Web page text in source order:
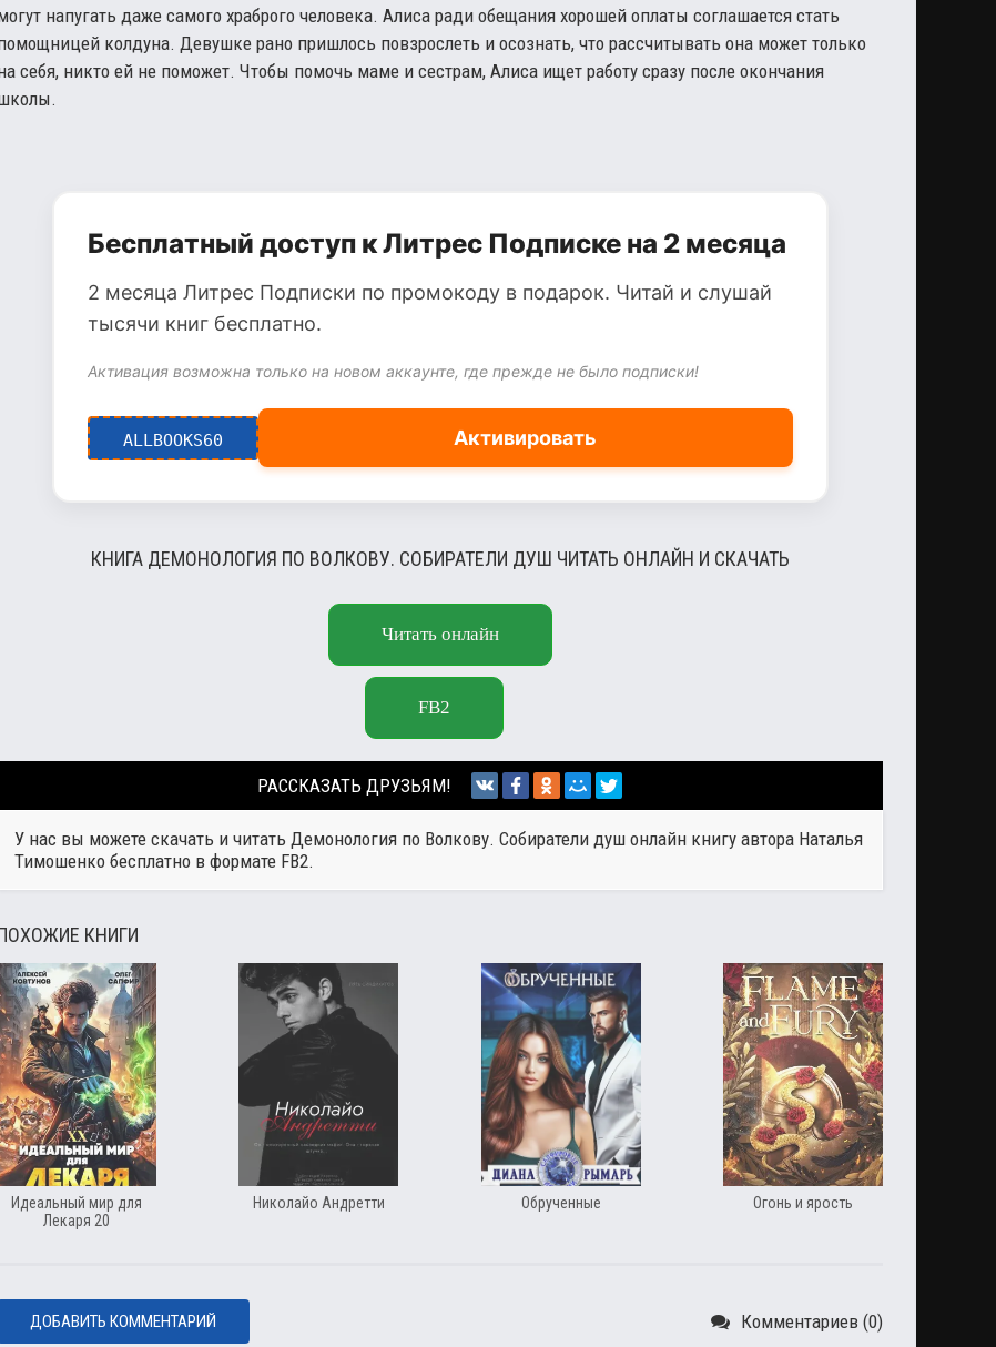
напугать даже самого храброго человека. Алиса ради обещания хорошей оплаты соглашается стать
колдуна. Девушке рано пришлось повзрослеть и осознать, что рассчитывать она может только
себя, никто ей не поможет. Чтобы помочь маме и сестрам, Алиса ищет работу сразу после окончания
Бесплатный доступ к Литрес Подписке на 2 месяца
2 месяца Литрес Подписки по промокоду в подарок. Читай и слушай
тысячи книг бесплатно.
Активация возможна только на новом аккаунте, где прежде не было подписки!
ALLBOOKS60 Активировать
КНИГА ДЕМОНОЛОГИЯ ПО ВОЛКОВУ. СОБИРАТЕЛИ ДУШ ЧИТАТЬ ОНЛАЙН И СКАЧАТЬ
Читать онлайн
FB2
РАССКАЗАТЬ ДРУЗЬЯМ!
У нас вы можете скачать и читать Демонология по Волкову. Собиратели душ онлайн книгу автора Наталья
Тимошенко бесплатно в формате FB2.
КНИГИ
Идеальный мир для
Лекаря 20
Николайо Андретти Обрученные Огонь и ярость
ДОБАВИТЬ КОММЕНТАРИЙ Комментариев (0)